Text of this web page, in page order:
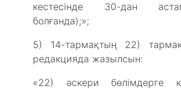
кестесінде 30-дан
болғанда);»;
5) 14-тармақтың 22)
редакцияда жазылсын:
«22) әскери бөлімдерге